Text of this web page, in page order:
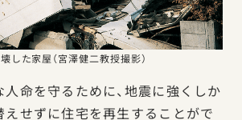
した家屋（宮澤健二教授撮影）
人命を守るために、地震に強くしか
えせずに住宅を再生することがで